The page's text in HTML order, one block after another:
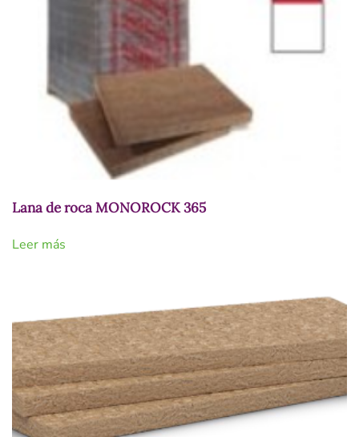
Lana de roca MONOROCK 365
Leer más